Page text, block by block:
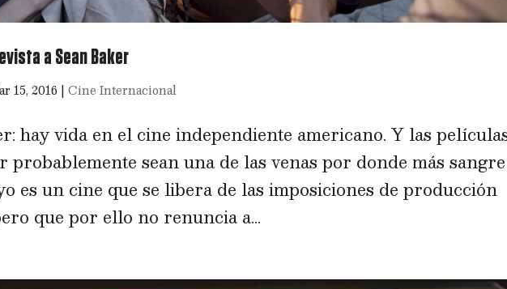
a Sean Baker
15, 2016 |Cine Internacional
hay vida en el cine independiente americano. Y las
probablemente sean una de las venas por donde más sangre
es un cine que se libera de las imposiciones de producción
que por ello no renuncia a...